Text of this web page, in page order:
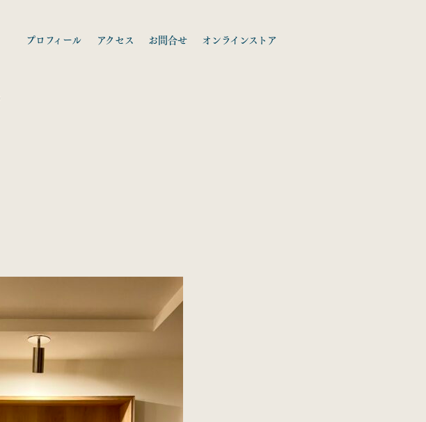
プロフィール アクセス お問合せ オンラインストア